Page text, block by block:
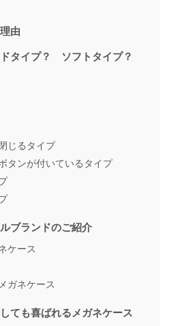
由
タイプ？ ソフトタイプ？
じるタイプ
タンが付いているタイプ
ブランドのご紹介
ケース
ガネケース
ても喜ばれるメガネケース